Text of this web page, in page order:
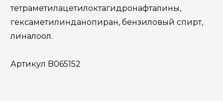
тетраметилацетилоктагидронафталины,
гексаметилинданопиран, бензиловый спирт,
линалоол.
Артикул B065152